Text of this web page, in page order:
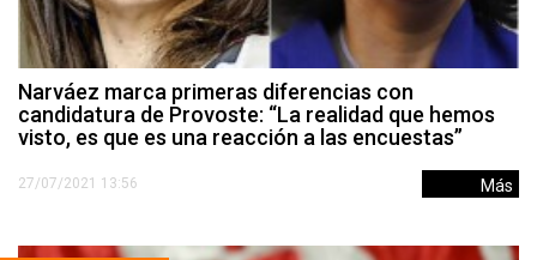
Narváez marca primeras diferencias con
candidatura de Provoste: “La realidad que hemos
visto, es que es una reacción a las encuestas”
27/07/2021 13:56 Más